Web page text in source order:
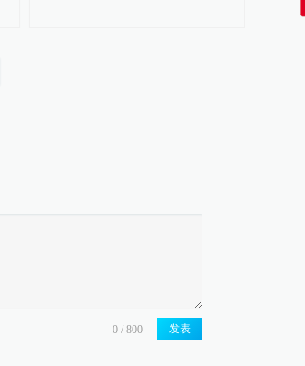
发表